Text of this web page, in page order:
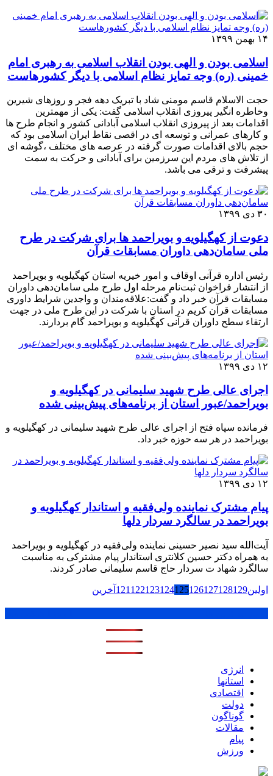
۱۴ بهمن ۱۳۹۹
اسلامی بودن و الهی بودن انقلاب اسلامی به رهبری امام
خمینی (ره) وجه تمایز نظام اسلامی با دیگر کشورهاست
حجت الاسلام قاسم مومنی شاد با تبریک دهه فجر و روزهای شیرین
وخاطره انگیر پیروزی انقلاب اسلامی گفت: یکی از مهمترین
اقدامات بعد از پیروزی انقلاب اسلامی آبادانی کشور و انجام طرح ها
و کارهای عمرانی و توسعه ای در اقصی نقاط ایران اسلامی بود که
حجم بالای اقدامات صورت گرفته در عرصه های مختلف ،‌گوشه ای
از تلاش های مردم این سرزمین برای آبادانی و حرکت به سمت
پیشرفت و ترقی می باشد.
۳۰ دی ۱۳۹۹
دعوت از کهگیلویه و بویراحمد ها برای شرکت در طرح
ملی سامان‌دهی داوران مسابقات قرآن
رئیس اداره قرآنی اوقاف و امور خیریه استان کهگیلویه و بویراحمد
از انتشار فراخوان ثبت‌نام مرحله اول طرح ملی سامان‌دهی داوران
مسابقات قرآن خبر داد و گفت:علاقه‌مندان و واجدین شرایط داوری
مسابقات قرآن کریم در استان با شرکت در این طرح ملی در جهت
ارتقاء سطح داوران قرآنی کهگیلویه و بویراحمد گام بردارند.
۱۲ دی ۱۳۹۹
اجرای عالی طرح شهید سلیمانی در کهگیلویه و
بویراحمد/عبور استان از برنامه‌‌های پیش‌بینی شده
فرمانده سپاه فتح از اجرای عالی طرح شهید سلیمانی در کهگیلویه و
بویراحمد در هر سه حوزه خبر داد.
۱۲ دی ۱۳۹۹
پیام مشترک نماینده ولی‌فقیه و استاندار کهگیلویه و
بویراحمد در سالگرد سردار دلها
آیت‌الله سید نصیر حسینی نماینده ولی‌فقیه در کهگیلویه و بویراحمد
به همراه دکتر حسین کلانتری استاندار پیام مشترکی به مناسبت
سالگرد شهاد ت سردار حاج قاسم سلیمانی صادر کردند.
اولین 121 122123124125126127128129 آخرین
انرژی
استانها
اقتصادی
دولت
گوناگون
مقالات
پیام
ورزش